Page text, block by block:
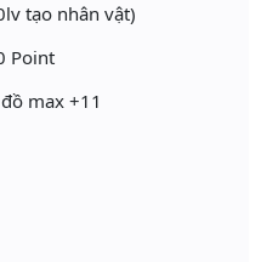
tạo nhân vật)
Point
max +11